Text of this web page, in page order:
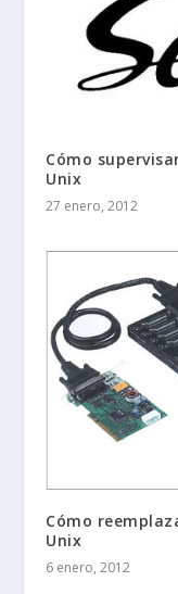
Cómo
Unix
27 enero, 2012
Cómo
Unix
6 enero, 2012